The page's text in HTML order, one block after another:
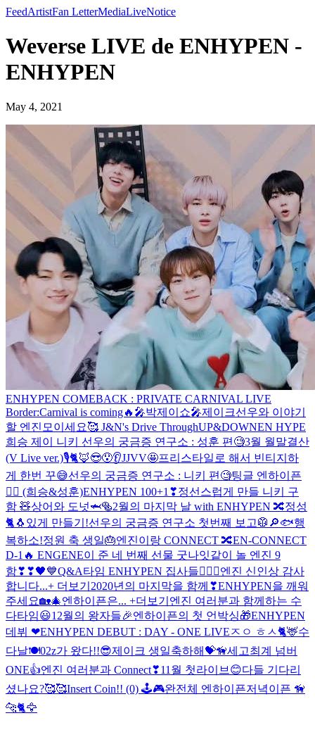
FeedArtistFan LetterMediaLiveNotice
Weverse LIVE de ENHYPEN -
ENHYPEN
May 4, 2021
ENHYPEN COMEBACK : PRIVATE CARNIVAL LIVE
Border:Carnival is coming🔥 🎤박제이쇼🎤제이크선우와 이야기
할 엔진모이세요🥰 J&N's Drive ThroughUP&DOWNEN HYPE
희승 제이 니키
선우의 궁금증 연구소 : 성훈 편🧐3월 월말결산
(V Live ver.)🎙🐈🦊😎😯👂JJVV🤩프리스타일로 해서 빈티지하
게 한번 꾸😅선우의 궁금증 연구소 : 니키 편🧐팅글 엔하이픈
👂🏼 (희승&성훈)ENHYPEN 100+1❣정선스럽게 만들 니키 구
함 🧸상어와 도넛🦈🥯2월의 마지막 날 with ENHYPEN 🔀정성
🐈🐧있게 만들기!선우의 궁금증 연구소 첫번째 보고🥼🔎🐟행
복하소!정원 축 생일🎂엔진이랑 CONNECT 🔀EN-CONNECT
D-1🔥 ENGENE이 준 네 번째 선물 굿나잇같이 놀 엔진 9
함❣❣🖤💙Q&A타임 ENHYPEN 집사들🐕‍🦺🐾엔진 신인상 감사
합니다...+ 더보기 2020년의 마지막을 함께❣ENHYPEN을 깨워
주세요🏡🎄엔하이픈은... +더보기 엔진 여러분과 함께하는 수
다타임😃12월의 왕자들🎉엔하이픈의 첫 언박싱🎁ENHYPEN
데뷔 ❤ENHYPEN DEBUT : DAY - ONE LIVEㅈㅇ ㅎㅅ🐈🦌수
다날🍽02z가 왔다!!😎제이크 생일축하해💝🦮세고최계 넘버
ONE👍엔진 여러분과 Connect❣11월 첫라이브😊다들 기다리
셨나요?🥰🥰Insert Coin!! (0) 🕹🎮완전체 엔하이픈저녁이픈 🦮
🐆🐈🦅